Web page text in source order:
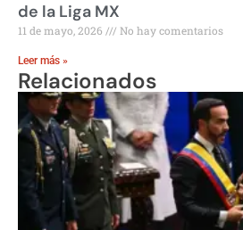
de la Liga MX
11 de mayo, 2026 No hay comentarios
Leer más »
Relacionados